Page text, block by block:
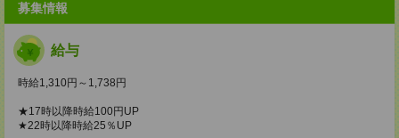
募集情報
給与
時給1,310円～1,738円
★17時以降時給100円UP
★22時以降時給25％UP